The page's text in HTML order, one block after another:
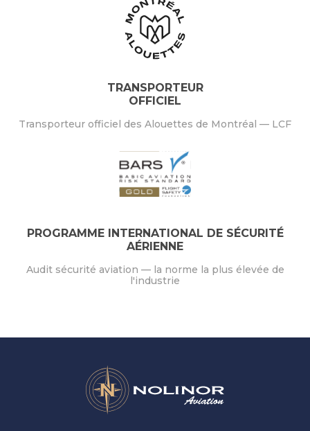
TRANSPORTEUR
OFFICIEL
Transporteur officiel des Alouettes de Montréal — LCF
PROGRAMME INTERNATIONAL DE SÉCURITÉ
AÉRIENNE
Audit sécurité aviation — la norme la plus élevée de
l'industrie